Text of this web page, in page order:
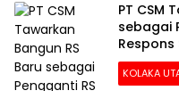
PT CSM
sebagai
Respons
KOLAKA